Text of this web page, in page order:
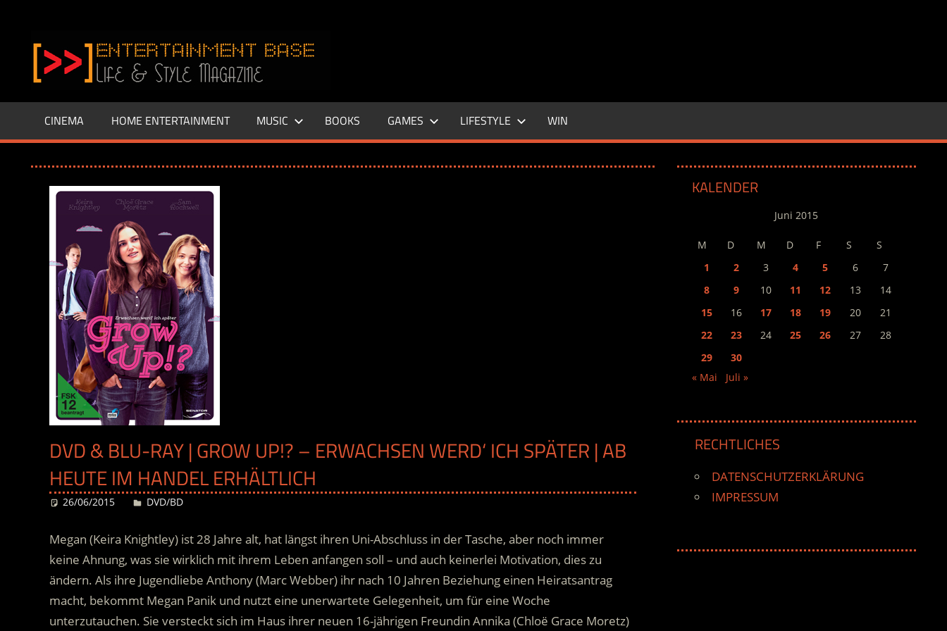
springen
–
LIFE
Base.de
CINEMA HOME ENTERTAINMENT MUSIC BOOKS GAMES LIFESTYLE WIN
DVD & BLU-RAY | GROW UP!? – ERWACHSEN WERD‘ ICH SPÄTER | AB
HEUTE IM HANDEL ERHÄLTLICH
26/06/2015 Desiree
DVD/BD
Megan (Keira Knightley) ist 28 Jahre alt, hat längst ihren Uni-Abschluss in der Tasche, aber noch immer
keine Ahnung, was sie wirklich mit ihrem Leben anfangen soll – und auch keinerlei Motivation, dies zu
ändern. Als ihre Jugendliebe Anthony (Marc Webber) ihr nach 10 Jahren Beziehung einen Heiratsantrag
macht, bekommt Megan Panik und nutzt eine unerwartete Gelegenheit, um für eine Woche
unterzutauchen. Sie versteckt sich im Haus ihrer neuen 16-jährigen Freundin Annika (Chloë Grace Moretz)
KALENDER
Juni 2015
M D M D F S
S
1
2 3 4 5 6
7
8
9 10 11 12 13
14
15
16 17 18 19 20
21
22
23 24 25 26 27
28
29
30
« Mai
Juli »
RECHTLICHES
DATENSCHUTZERKLÄRUNG
IMPRESSUM